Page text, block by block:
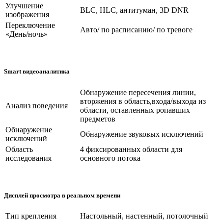
Улучшение
изображения
BLC, HLC, антитуман, 3D DNR
Переключение
«День/ночь»
Авто/ по расписанию/ по тревоге
Smart видеоаналитика
Анализ поведения
Обнаружение пересечения линии,
вторжения в область,входа/выхода из
области, оставленных ропавших
предметов
Обнаружение
исключений
Обнаружение звуковых исключений
Область
исследования
4 фиксированных области для
основного потока
Дисплей просмотра в реальном времени
Тип крепления Настольный, настенный, потолочный